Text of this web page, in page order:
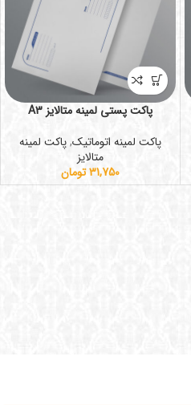
پاکت پستی لمینه متالایز A3
پاکت لمینه اتوماتیک,پاکت لمینه
متالایز
31,750تومان